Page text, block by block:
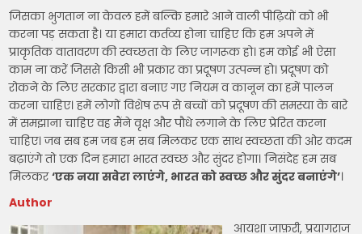
जिसका भुगतान ना केवल हमें बल्कि हमारे आने वाली पीढ़ियों को भी
करना पड़ सकता है। या हमारा कर्तव्य होना चाहिए कि हम अपने में
प्राकृतिक वातावरण की स्वच्छता के लिए जागरूक हो। हम कोई भी ऐसा
काम ना करें जिससे किसी भी प्रकार का प्रदूषण उत्पन्न हो। प्रदूषण को
रोकने के लिए सरकार द्वारा बनाए गए नियम व कानून का हमें पालन
करना चाहिए। हमें लोगों विशेष रूप से बच्चों को प्रदूषण की समस्या के बारे
में समझाना चाहिए वह मैंने वृक्ष और पौधे लगाने के लिए प्रेरित करना
चाहिए। जब सब हम जब हम सब मिलकर एक साथ स्वच्छता की ओर कदम
बढ़ाएंगे तो एक दिन हमारा भारत स्वच्छ और सुंदर होगा। निसंदेह हम सब
मिलकर‘एक नया सवेरा लाएंगे, भारत को स्वच्छ और सुंदर बनाएंगे’।
Author
आयशा जाफ़री, प्रयागराज